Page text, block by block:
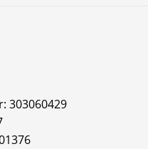
303060429